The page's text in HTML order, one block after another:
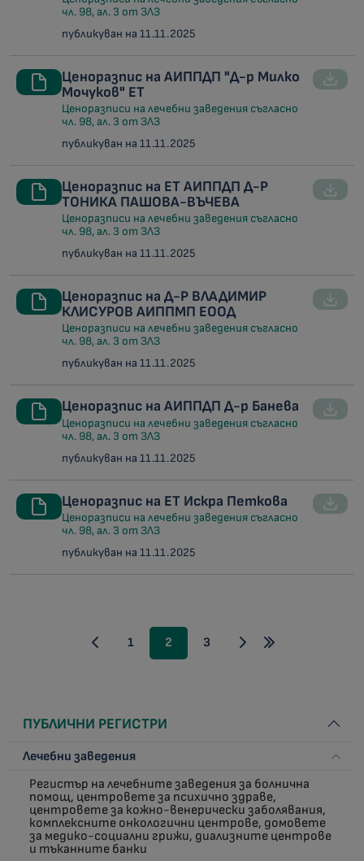
чл. 98, ал. 3 от ЗЛЗ
публикуван на 11.11.2025
Ценоразпис на АИППДП "Д-р Милко
Мочуков" ЕТ
Ценоразписи на лечебни заведения съгласно
чл. 98, ал. 3 от ЗЛЗ
публикуван на 11.11.2025
Ценоразпис на ЕТ АИППДП Д-Р
ТОНИКА ПАШОВА-ВЪЧЕВА
Ценоразписи на лечебни заведения съгласно
чл. 98, ал. 3 от ЗЛЗ
публикуван на 11.11.2025
Ценоразпис на Д-Р ВЛАДИМИР
КЛИСУРОВ АИППМП ЕООД
Ценоразписи на лечебни заведения съгласно
чл. 98, ал. 3 от ЗЛЗ
публикуван на 11.11.2025
Ценоразпис на АИППДП Д-р Банева
Ценоразписи на лечебни заведения съгласно
чл. 98, ал. 3 от ЗЛЗ
публикуван на 11.11.2025
Ценоразпис на ЕТ Искра Петкова
Ценоразписи на лечебни заведения съгласно
чл. 98, ал. 3 от ЗЛЗ
публикуван на 11.11.2025
1 2 3
ПУБЛИЧНИ РЕГИСТРИ
Лечебни заведения
Регистър на лечебните заведения за болнична
помощ, центровете за психично здраве,
центровете за кожно-венерически заболявания,
комплексните онкологични центрове, домовете
за медико-социални грижи, диализните центрове
и тъканните банки